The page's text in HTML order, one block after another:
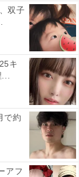
双子
キ
...
で約
アフ